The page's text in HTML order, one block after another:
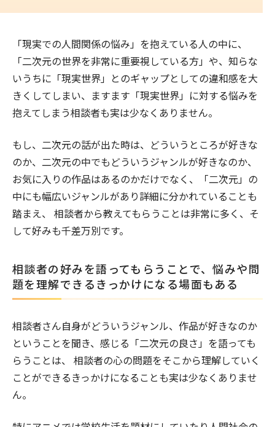
「現実での人間関係の悩み」を抱えている人の中に、
「二次元の世界を非常に重要視している方」や、知らな
いうちに「現実世界」とのギャップとしての違和感を大
きくしてしまい、ますます「現実世界」に対する悩みを
抱えてしまう相談者も実は少なくありません。
もし、二次元の話が出た時は、どういうところが好きな
のか、二次元の中でもどういうジャンルが好きなのか、
お気に入りの作品はあるのかだけでなく、「二次元」の
中にも幅広いジャンルがあり詳細に分かれていることも
踏まえ、 相談者から教えてもらうことは非常に多く、そ
して好みも千差万別です。
相談者の好みを語ってもらうことで、悩みや問
題を理解できるきっかけになる場面もある
相談者さん自身がどういうジャンル、作品が好きなのか
ということを聞き、感じる「二次元の良さ」を語っても
らうことは、 相談者の心の問題をそこから理解していく
ことができるきっかけになることも実は少なくありませ
ん。